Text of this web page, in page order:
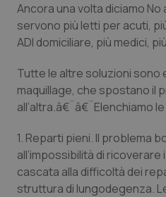
Liguria
Marche
Molise
Piemonte
Disturbi dell’umore
Donna & Salute
Epatiti
HIV
Ancora una volta diciamo
servono più letti per acuti,
ADI domiciliare, più medici,
Tutte le altre soluzioni sono
maquillage, che spostano il
all’altra.â€¨â€¨Elenchiamo
1. Reparti pieni. Il problema
all’impossibilità di
cascata alla difficoltà dei
struttura di lungodegenza.